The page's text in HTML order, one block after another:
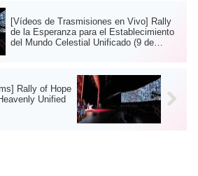
[Vídeos de Trasmisiones en Vivo] Rally
de la Esperanza para el Establecimiento
del Mundo Celestial Unificado (9 de
Rally of Hope
Unified